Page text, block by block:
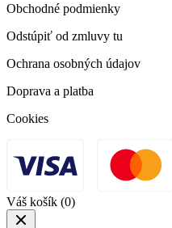
Obchodné podmienky
Odstúpiť od zmluvy tu
Ochrana osobných údajov
Doprava a platba
Cookies
Váš košík (0)